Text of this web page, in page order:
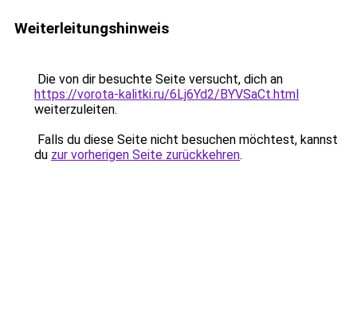
Weiterleitungshinweis
Die von dir besuchte Seite versucht, dich an
https://vorota-kalitki.ru/6Lj6Yd2/BYVSaCt.html
weiterzuleiten.
Falls du diese Seite nicht besuchen möchtest, kannst
du zur vorherigen Seite zurückkehren.